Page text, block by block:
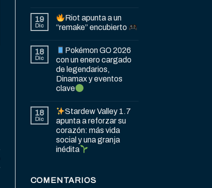
19
Dic
Riot apunta a un
“remake” encubierto
18
Dic
Pokémon GO 2026
con un enero cargado
de legendarios,
Dinamax y eventos
clave
18
Dic
Stardew Valley 1.7
apunta a reforzar su
corazón: más vida
social y una granja
inédita
COMENTARIOS